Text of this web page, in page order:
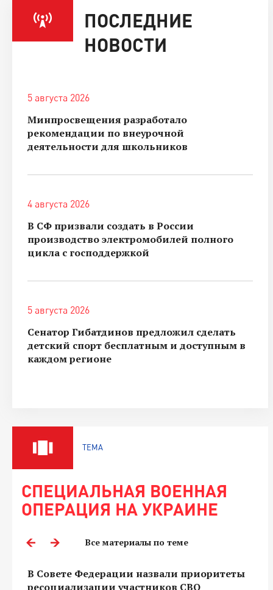
ПОСЛЕДНИЕ
НОВОСТИ
5 августа 2026
Минпросвещения разработало
рекомендации по внеурочной
деятельности для школьников
4 августа 2026
В СФ призвали создать в России
производство электромобилей полного
цикла с господдержкой
5 августа 2026
Сенатор Гибатдинов предложил сделать
детский спорт бесплатным и доступным в
каждом регионе
ТЕМА
СПЕЦИАЛЬНАЯ ВОЕННАЯ
ОПЕРАЦИЯ НА УКРАИНЕ
Все материалы по теме
В Совете Федерации назвали приоритеты
ресоциализации участников СВО